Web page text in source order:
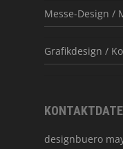
Messe-Design /
Grafikdesign /
designbuero